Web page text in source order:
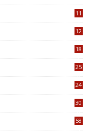
11
12
18
25
24
30
58